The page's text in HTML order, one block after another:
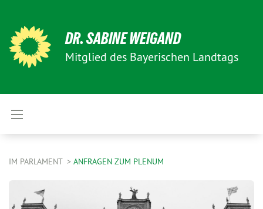
DR. SABINE WEIGAND
Mitglied des Bayerischen Landtags
IM PARLAMENT ANFRAGEN ZUM PLENUM